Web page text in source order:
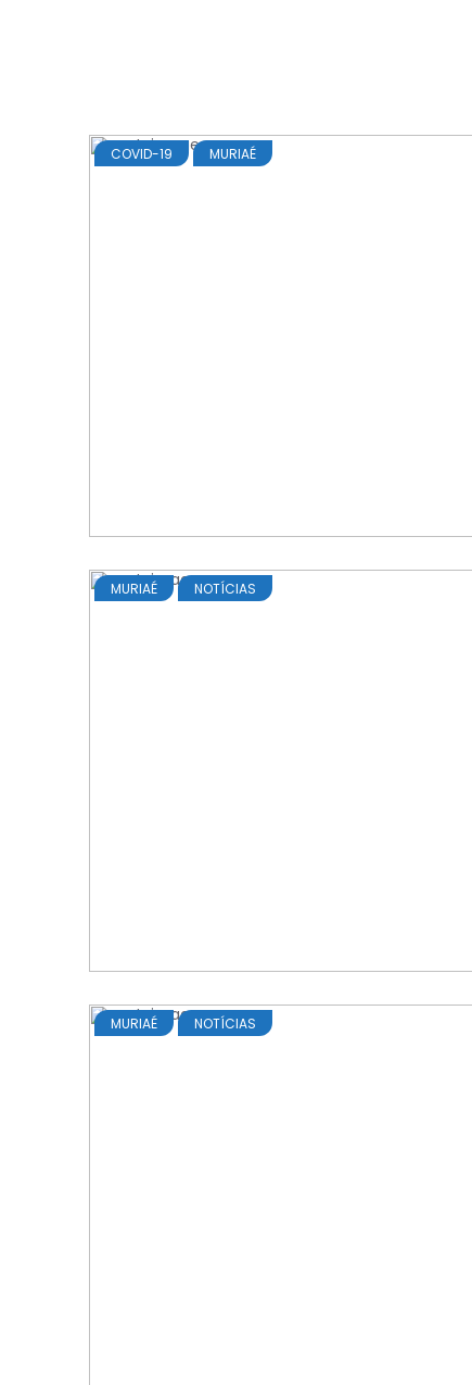
COVID-19 MURIAÉ
MURIAÉ NOTÍCIAS
MURIAÉ NOTÍCIAS